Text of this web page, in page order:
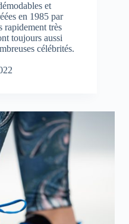
et
en 1985 par
rapidement très
toujours aussi
célébrités.